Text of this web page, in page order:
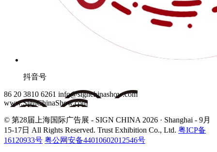
抖音号
86 20 3810 6261 info@signchinashow.com
www.SignChinaShow.com
© 第28届上海国际广告展 - SIGN CHINA 2026 · Shanghai - 9月
15-17日 All Rights Reserved. Trust Exhibition Co., Ltd. 粤ICP备
16120933号 粤公网安备44010602012546号